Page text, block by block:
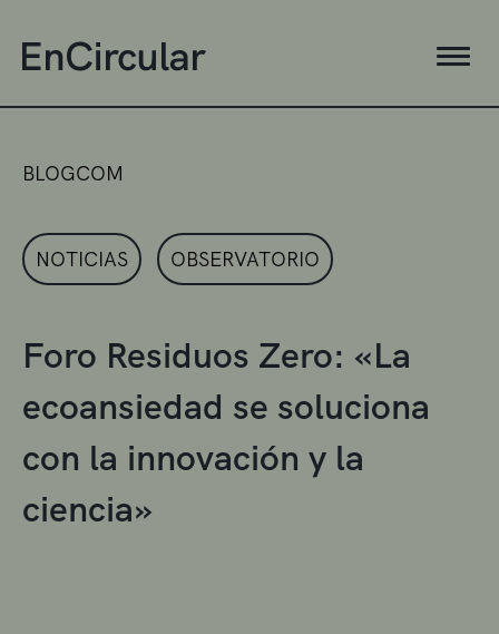
BLOGCOM
NOTICIAS OBSERVATORIO
Foro Residuos Zero: «La
ecoansiedad se soluciona
con la innovación y la
ciencia»